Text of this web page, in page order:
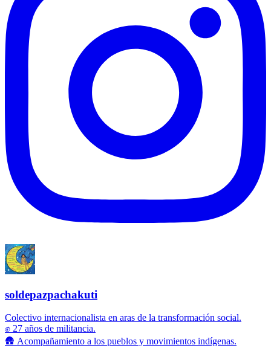
soldepazpachakuti
Colectivo internacionalista en aras de la transformación social.
✊ 27 años de militancia.
🛖 Acompañamiento a los pueblos y movimientos indígenas.